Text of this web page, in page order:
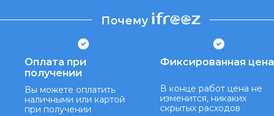
Почему
Оплата при
получении
Вы можете оплатить
наличными или картой
при получении
Фиксированная цена
В конце работ цена не
изменится, никаких
скрытых расходов